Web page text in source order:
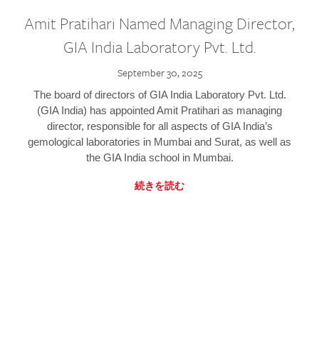
Amit Pratihari Named Managing Director,
GIA India Laboratory Pvt. Ltd.
September 30, 2025
The board of directors of GIA India Laboratory Pvt. Ltd.
(GIA India) has appointed Amit Pratihari as managing
director, responsible for all aspects of GIA India’s
gemological laboratories in Mumbai and Surat, as well as
the GIA India school in Mumbai.
続きを読む